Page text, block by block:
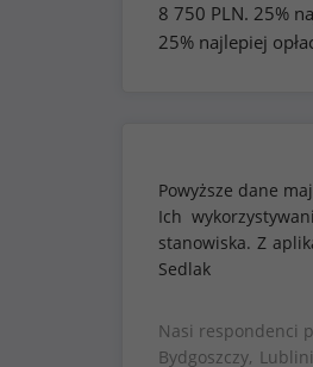
8 750 PLN. 25%
25% najlepiej
Powyższe dane
Ich
stanowiska. Z
Sedlak
Nasi respondenci
Bydgoszczy,